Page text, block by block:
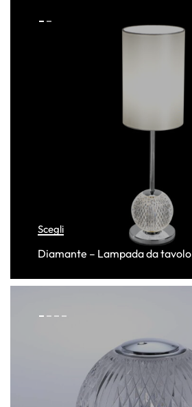
Scegli
Diamante – Lampada da tavolo